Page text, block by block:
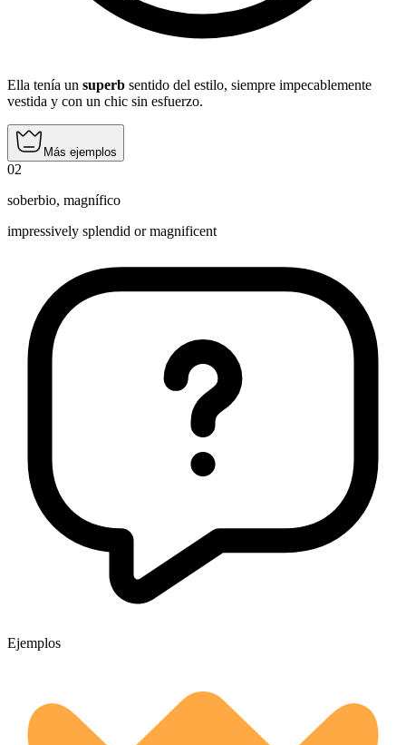
Ella tenía un superb sentido del estilo, siempre impecablemente
vestida y con un chic sin esfuerzo.
Más ejemplos
02
soberbio, magnífico
impressively splendid or magnificent
Ejemplos